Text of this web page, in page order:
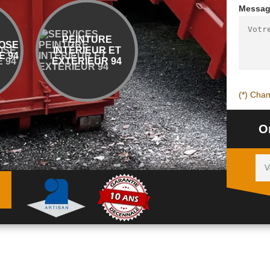
94
PEINTURE
INTÉRIEUR ET
EXTÉRIEUR 94
ENTREPRISE
DÉMOLITION ET
ÉVACUATION 94
(*)